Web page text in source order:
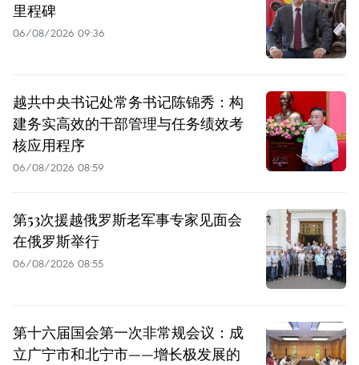
里程碑
06/08/2026 09:36
越共中央书记处常务书记陈锦秀：构
建务实高效的干部管理与任务绩效考
核应用程序
06/08/2026 08:59
第53次援越俄罗斯老军事专家见面会
在俄罗斯举行
06/08/2026 08:55
第十六届国会第一次非常规会议：成
立广宁市和北宁市——增长极发展的